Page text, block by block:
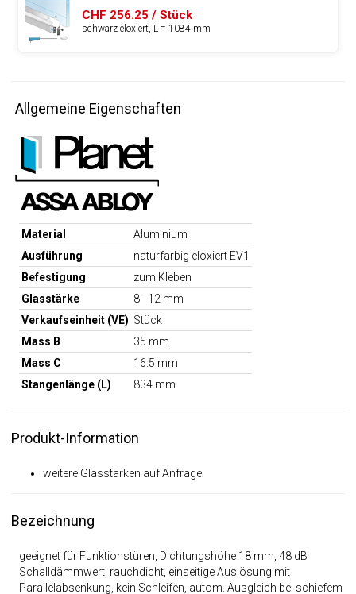
CHF 256.25 / Stück
schwarz eloxiert, L = 1084 mm
Allgemeine Eigenschaften
Material
Aluminium
Ausführung
naturfarbig eloxiert EV1
Befestigung
zum Kleben
Glasstärke
8 - 12 mm
Verkaufseinheit (VE) Stück
Mass B
35 mm
Mass C
16.5 mm
Stangenlänge (L)
834 mm
Produkt-Information
weitere Glasstärken auf Anfrage
Bezeichnung
geeignet für Funktionstüren, Dichtungshöhe 18 mm, 48 dB
Schalldämmwert, rauchdicht, einseitige Auslösung mit
Parallelabsenkung, kein Schleifen, autom. Ausgleich bei schiefem